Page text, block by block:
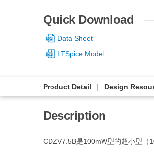
Quick Download
Data Sheet
LTSpice Model
Product Detail Design
Description
CDZV7.5B是100mW型的超小型（